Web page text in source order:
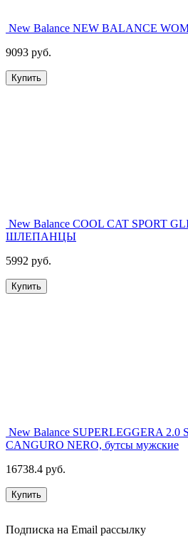
New Balance NEW BALANCE
9093 руб.
Купить
New Balance COOL CAT SPORT
ШЛЕПАНЦЫ
5992 руб.
Купить
New Balance SUPERLEGGERA 2.0
CANGURO NERO, бутсы мужские
16738.4 руб.
Купить
Подписка на Email рассылку